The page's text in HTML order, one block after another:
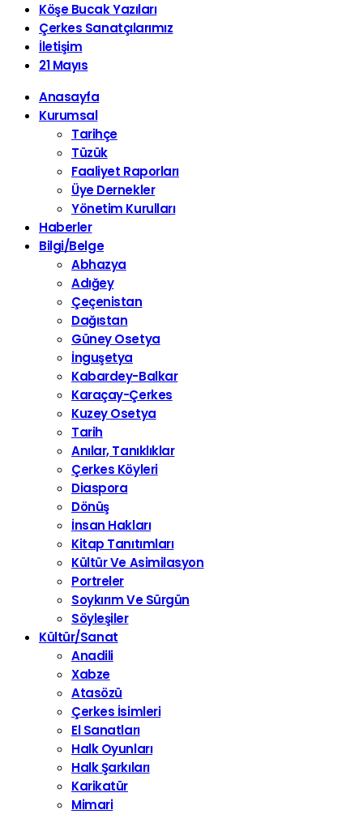
Köşe Bucak Yazıları
Çerkes Sanatçılarımız
İletişim
21 Mayıs
Anasayfa
Kurumsal
Tarihçe
Tüzük
Faaliyet Raporları
Üye Dernekler
Yönetim Kurulları
Haberler
Bilgi/Belge
Abhazya
Adığey
Çeçenistan
Dağıstan
Güney Osetya
İnguşetya
Kabardey-Balkar
Karaçay-Çerkes
Kuzey Osetya
Tarih
Anılar, Tanıklıklar
Çerkes Köyleri
Diaspora
Dönüş
İnsan Hakları
Kitap Tanıtımları
Kültür Ve Asimilasyon
Portreler
Soykırım Ve Sürgün
Söyleşiler
Kültür/Sanat
Anadili
Xabze
Atasözü
Çerkes İsimleri
El Sanatları
Halk Oyunları
Halk Şarkıları
Karikatür
Mimari